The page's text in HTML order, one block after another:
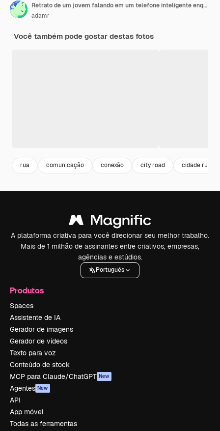
Retrato de um jovem falando em um telefone inteligente enquanto está de pé na cidade
adamr
Você também pode gostar destas fotos
rua comunicação conexão city road cidade rua
A plataforma criativa para você direcionar seu melhor trabalho.
Mais de 1 milhão de assinantes entre criativos, empresas,
agências e estúdios.
Português
Produtos
Spaces
Assistente de IA
Gerador de imagens
Gerador de vídeos
Texto para voz
Conteúdo de stock
MCP para Claude/ChatGPT New
Agentes New
API
App móvel
Todas as ferramentas